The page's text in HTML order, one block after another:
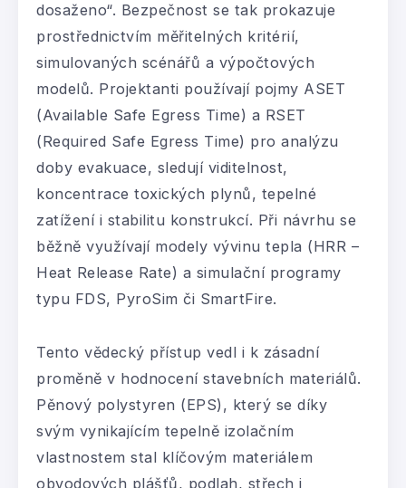
dosaženo“. Bezpečnost se tak prokazuje
prostřednictvím měřitelných kritérií,
simulovaných scénářů a výpočtových
modelů. Projektanti používají pojmy ASET
(Available Safe Egress Time) a RSET
(Required Safe Egress Time) pro analýzu
doby evakuace, sledují viditelnost,
koncentrace toxických plynů, tepelné
zatížení i stabilitu konstrukcí. Při návrhu se
běžně využívají modely vývinu tepla (HRR –
Heat Release Rate) a simulační programy
typu FDS, PyroSim či SmartFire.
Tento vědecký přístup vedl i k zásadní
proměně v hodnocení stavebních materiálů.
Pěnový polystyren (EPS), který se díky
svým vynikajícím tepelně izolačním
vlastnostem stal klíčovým materiálem
obvodových plášťů, podlah, střech i